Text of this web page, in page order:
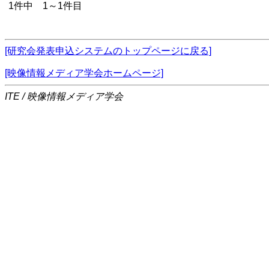
1件中 1～1件目
[研究会発表申込システムのトップページに戻る]
[映像情報メディア学会ホームページ]
ITE / 映像情報メディア学会